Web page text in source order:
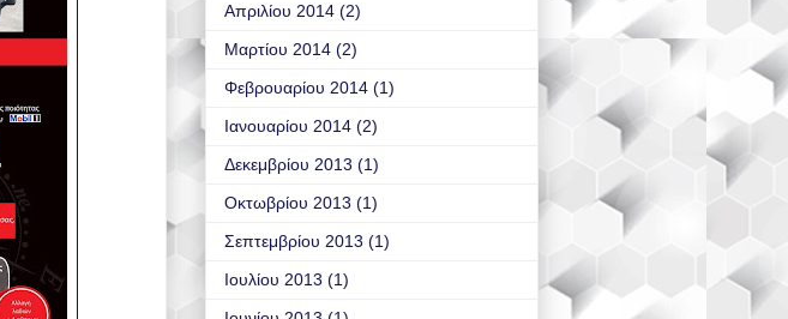
Απριλίου 2014 (2)
Μαρτίου 2014 (2)
Φεβρουαρίου 2014 (1)
Ιανουαρίου 2014 (2)
Δεκεμβρίου 2013 (1)
Οκτωβρίου 2013 (1)
Σεπτεμβρίου 2013 (1)
Ιουλίου 2013 (1)